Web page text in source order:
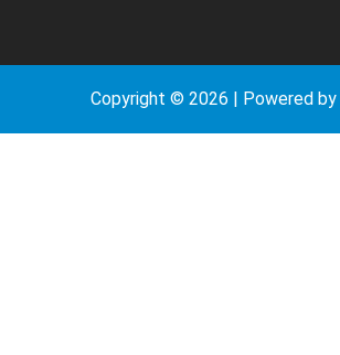
Copyright © 2026 | Powered by